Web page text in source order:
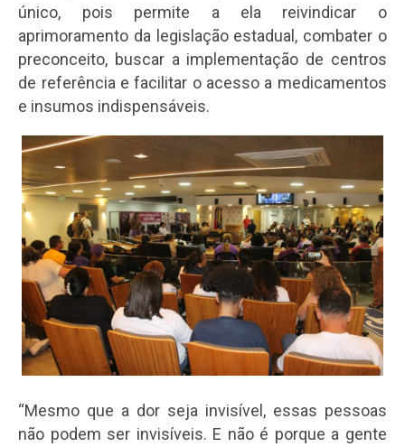
único, pois permite a ela reivindicar o
aprimoramento da legislação estadual, combater o
preconceito, buscar a implementação de centros
de referência e facilitar o acesso a medicamentos
e insumos indispensáveis.
“Mesmo que a dor seja invisível, essas pessoas
não podem ser invisíveis. E não é porque a gente